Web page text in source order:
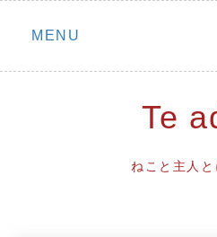
Skip
MENU
Te
ねこと主人と